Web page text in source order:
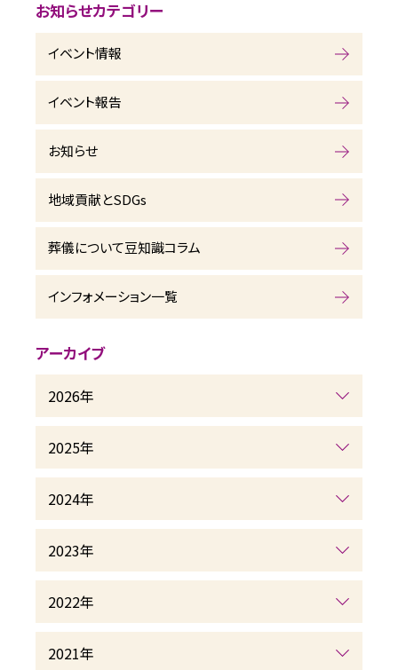
お知らせカテゴリー
イベント情報
イベント報告
お知らせ
地域貢献とSDGs
葬儀について豆知識コラム
インフォメーション一覧
アーカイブ
2026年
2025年
2024年
2023年
2022年
2021年